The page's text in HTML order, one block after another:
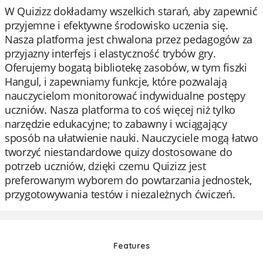
W Quizizz dokładamy wszelkich starań, aby zapewnić
przyjemne i efektywne środowisko uczenia się.
Nasza platforma jest chwalona przez pedagogów za
przyjazny interfejs i elastyczność trybów gry.
Oferujemy bogatą bibliotekę zasobów, w tym fiszki
Hangul, i zapewniamy funkcje, które pozwalają
nauczycielom monitorować indywidualne postępy
uczniów. Nasza platforma to coś więcej niż tylko
narzędzie edukacyjne; to zabawny i wciągający
sposób na ułatwienie nauki. Nauczyciele mogą łatwo
tworzyć niestandardowe quizy dostosowane do
potrzeb uczniów, dzięki czemu Quizizz jest
preferowanym wyborem do powtarzania jednostek,
przygotowywania testów i niezależnych ćwiczeń.
Features